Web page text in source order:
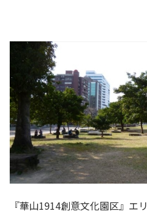
『華山1914創意文化園区』エ